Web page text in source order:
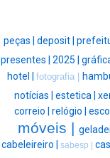
peças | deposit |
presentes | 2025 |
hotel | fotografia |
notícias | estetica |
correio | relógio |
móveis |
cabeleireiro |
sabesp |